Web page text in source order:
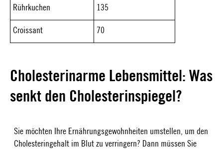
Rührkuchen 135
Croissant 70
Cholesterinarme Lebensmittel: Was
senkt den Cholesterinspiegel?
Sie möchten Ihre Ernährungsgewohnheiten umstellen, um den
Cholesteringehalt im Blut zu verringern? Dann müssen Sie